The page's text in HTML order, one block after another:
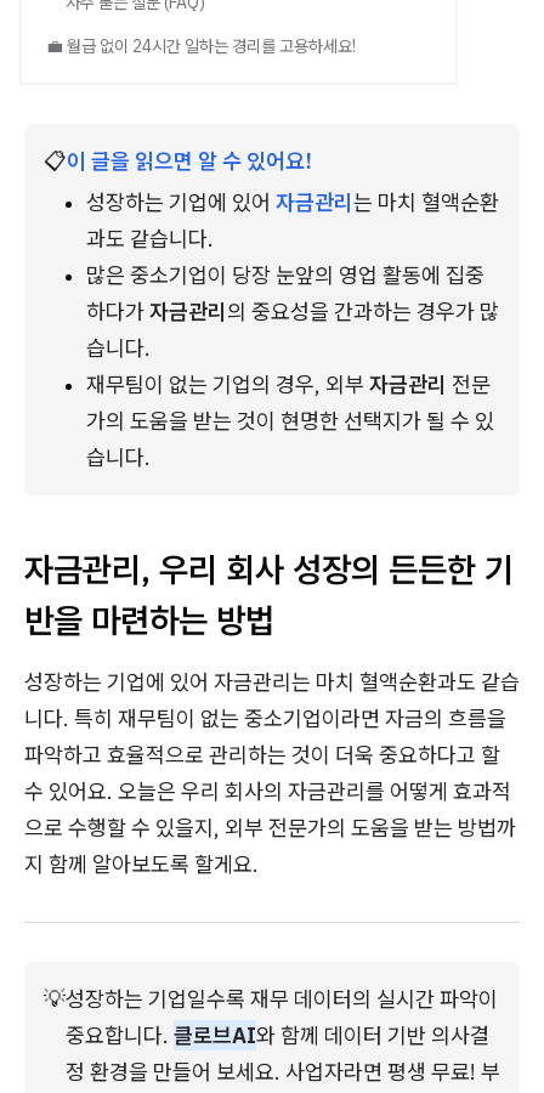
💼 월급 없이 24시간 일하는 경리를 고용하세요!
📋이 글을 읽으면 알 수 있어요!
성장하는 기업에 있어 자금관리는 마치 혈액순환
과도 같습니다.
많은 중소기업이 당장 눈앞의 영업 활동에 집중
하다가 자금관리의 중요성을 간과하는 경우가 많
습니다.
재무팀이 없는 기업의 경우, 외부 자금관리 전문
가의 도움을 받는 것이 현명한 선택지가 될 수 있
습니다.
자금관리, 우리 회사 성장의 든든한 기
반을 마련하는 방법
성장하는 기업에 있어 자금관리는 마치 혈액순환과도 같습
니다. 특히 재무팀이 없는 중소기업이라면 자금의 흐름을
파악하고 효율적으로 관리하는 것이 더욱 중요하다고 할
수 있어요. 오늘은 우리 회사의 자금관리를 어떻게 효과적
으로 수행할 수 있을지, 외부 전문가의 도움을 받는 방법까
지 함께 알아보도록 할게요.
💡성장하는 기업일수록 재무 데이터의 실시간 파악이
중요합니다. 클로브AI와 함께 데이터 기반 의사결
정 환경을 만들어 보세요. 사업자라면 평생 무료! 부